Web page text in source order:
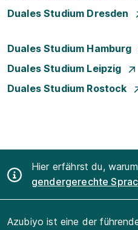
Duales Studium Dresden
Duales Studium Hamburg
Duales Studium Leipzig
Duales Studium Rostock
Hier erfährst du,
gendergerechte
Azubiyo ist eine der